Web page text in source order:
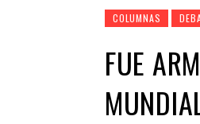
COLUMNAS
FUE